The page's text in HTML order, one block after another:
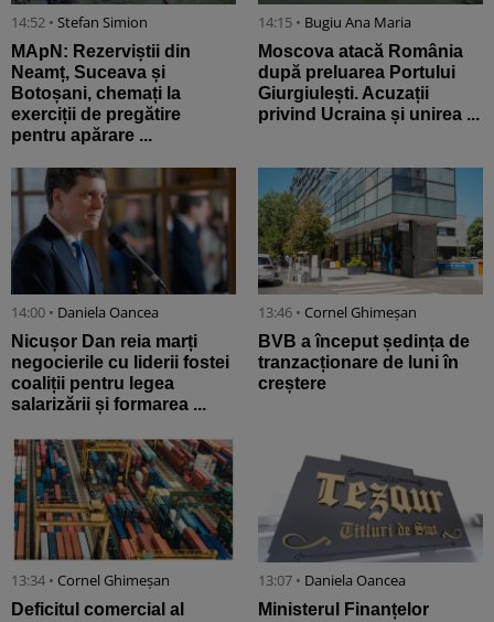
14:52 • Stefan Simion
MApN: Rezerviștii din
Neamț, Suceava și
Botoșani, chemați la
exerciții de pregătire
pentru apărare ...
14:15 • Bugiu ⁠Ana Maria
Moscova atacă România
după preluarea Portului
Giurgiulești. Acuzații
privind Ucraina și unirea ...
14:00 • Daniela Oancea
Nicușor Dan reia marți
negocierile cu liderii fostei
coaliții pentru legea
salarizării și formarea ...
13:46 • Cornel Ghimeșan
BVB a început ședința de
tranzacționare de luni în
creștere
13:34 • Cornel Ghimeșan
Deficitul comercial al
13:07 • Daniela Oancea
Ministerul Finanțelor